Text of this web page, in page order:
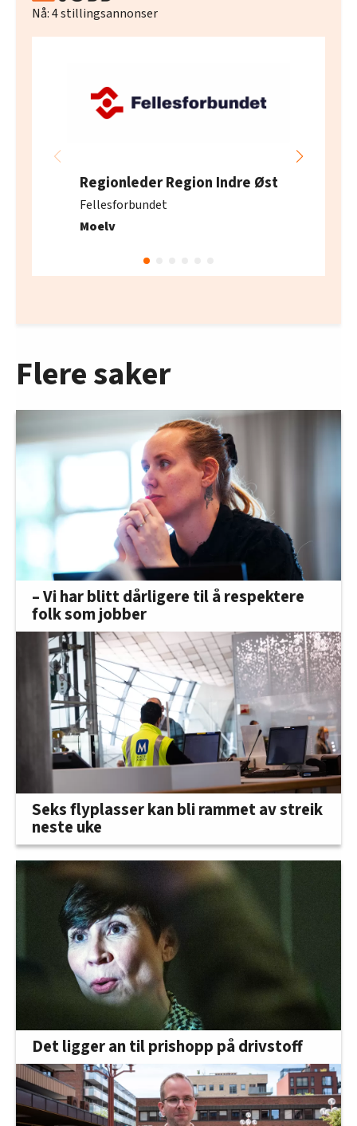
Nå:4stillingsannonser
Regionleder Region Indre Øst
Fellesforbundet
Moelv
Flere saker
– Vi har blitt dårligere til å respektere
folk som jobber
Seks flyplasser kan bli rammet av streik
neste uke
Det ligger an til prishopp på drivstoff